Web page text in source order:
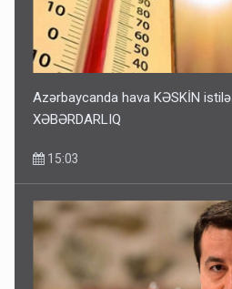
Azərbaycanda hava KƏSKİN
XƏBƏRDARLIQ
15:03